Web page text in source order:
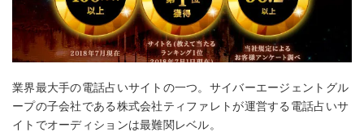
業界最大手の電話占いサイトの一つ。サイバーエージェントグル
ープの子会社である株式会社ティファレトが運営する電話占いサ
イトでオーディションは最難関レベル。